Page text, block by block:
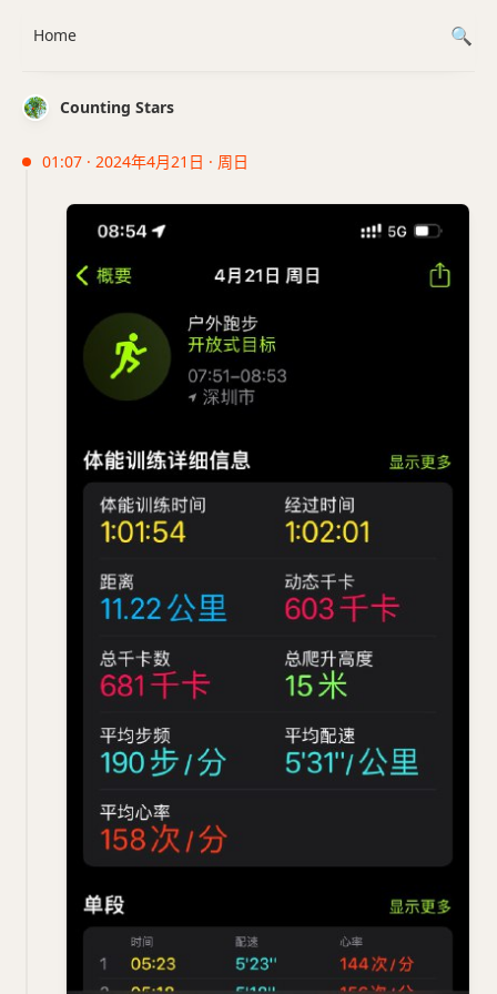
Counting Stars
01:07 · 2024年4月21日 · 周日
Home